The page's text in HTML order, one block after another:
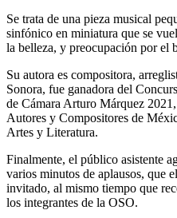
Se trata de una pieza musical
sinfónico en miniatura que se
la belleza, y preocupación por el
Su autora es compositora,
Sonora, fue ganadora del
de Cámara Arturo Márquez
Autores y Compositores de
Artes y Literatura.
Finalmente, el público asistente
varios minutos de aplausos, que
invitado, al mismo tiempo que
los integrantes de la OSO.